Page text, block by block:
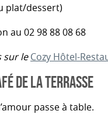
plat/dessert)
au 02 98 88 08 68
sur leCozy Hôtel-
DE LA TERRASSE
passe à table.